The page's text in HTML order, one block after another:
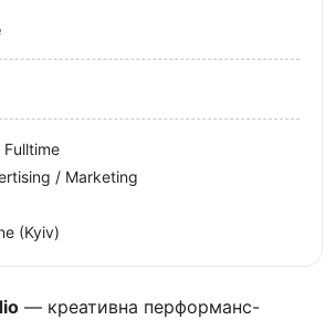
— креативна перформанс-
Fulltime
/ Marketing
(Kyiv)